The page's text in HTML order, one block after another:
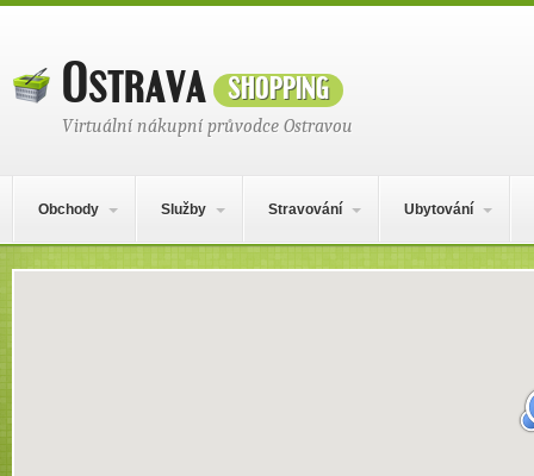
Ostravashopping
Virtuální nákupní průvodce Ostravou
Obchody Služby Stravování Ubytování
Mapa obsahu